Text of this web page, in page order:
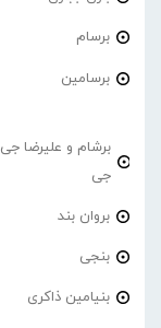
برسام
برسامین
برشام و علیرضا جی
جی
بروان بند
بنجی
بنیامین ذاکری